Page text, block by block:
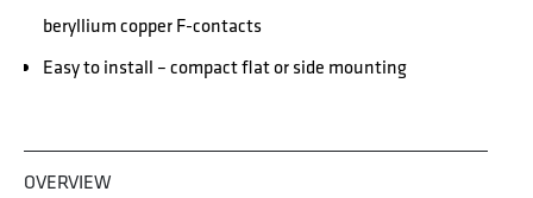
beryllium copper F-contacts
Easy to install – compact flat or side mounting
OVERVIEW